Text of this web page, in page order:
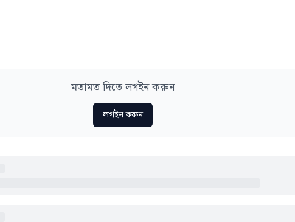
মতামত দিতে লগইন করুন
লগইন করুন